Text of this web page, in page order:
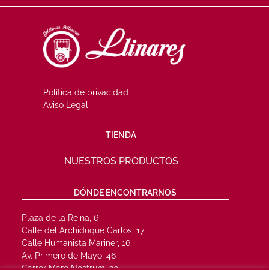
Política de privacidad
Aviso Legal
TIENDA
NUESTROS PRODUCTOS
DÓNDE ENCONTRARNOS
Plaza de la Reina, 6
Calle del Archiduque Carlos, 17
Calle Humanista Mariner, 16
Av. Primero de Mayo, 46
Carrer Mare Nostrum, 30